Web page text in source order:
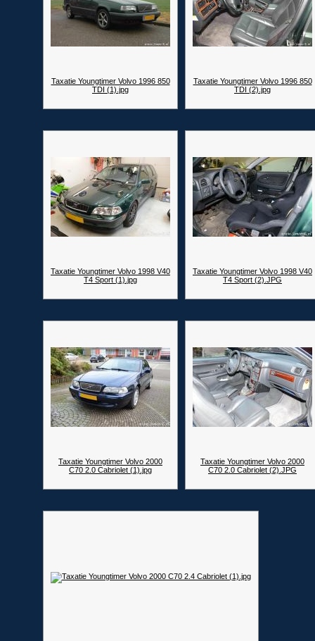
Taxatie Youngtimer Volvo 1996 850
TDI (1).jpg
Taxatie Youngtimer Volvo 1996 850
TDI (2).jpg
Taxatie Youngtimer Volvo 1998 V40
T4 Sport (1).jpg
Taxatie Youngtimer Volvo 1998 V40
T4 Sport (2).JPG
Taxatie Youngtimer Volvo 2000
C70 2.0 Cabriolet (1).jpg
Taxatie Youngtimer Volvo 2000
C70 2.0 Cabriolet (2).JPG